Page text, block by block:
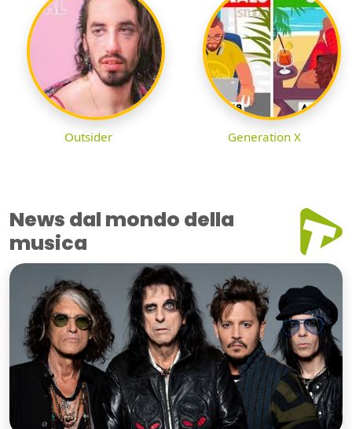
Outsider Generation X
News dal mondo della
musica